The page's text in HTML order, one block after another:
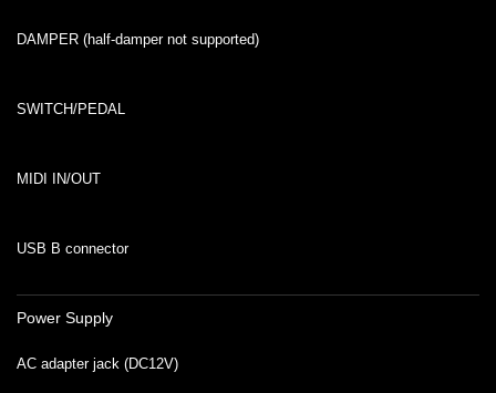
DAMPER (half-damper not supported)
SWITCH/PEDAL
MIDI IN/OUT
USB B connector
Power Supply
AC adapter jack (DC12V)